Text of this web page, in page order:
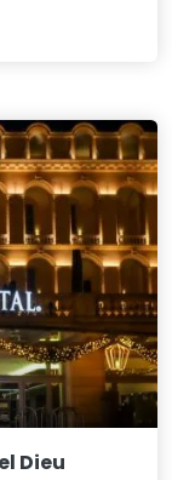
Dieu